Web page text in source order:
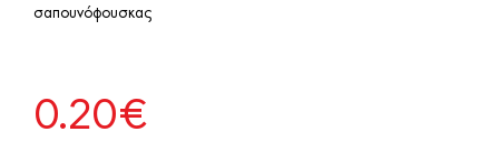
σαπουνόφουσκας
0.20€